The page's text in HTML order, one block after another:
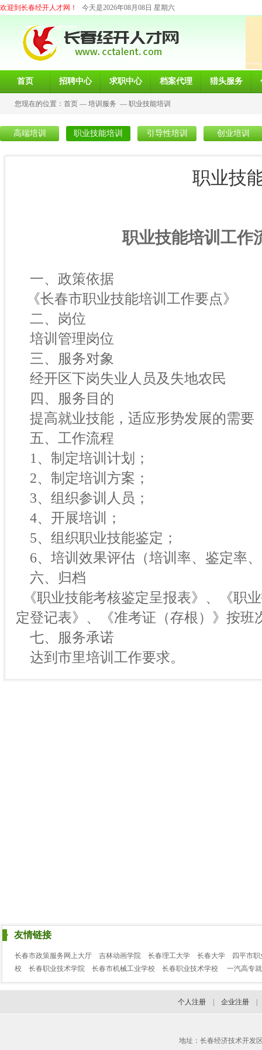
欢迎到长春经开人才网！ 今天是2026年08月08日 星期六
首页 招聘中心 求职中心 档案代理 猎头服务
您现在的位置： 首页 — 培训服务 — 职业技能培训
高端培训 职业技能培训 引导性培训 创业培训
职业技
职业技能培训工作
一、政策依据
《长春市职业技能培训工作要点》
二、岗位
培训管理岗位
三、服务对象
经开区下岗失业人员及失地农民
四、服务目的
提高就业技能，适应形势发展的需要
五、工作流程
1、制定培训计划；
2、制定培训方案；
3、组织参训人员；
4、开展培训；
5、组织职业技能鉴定；
6、培训效果评估（培训率、鉴定率
六、归档
《职业技能考核鉴定呈报表》、《职
定登记表》、《准考证（存根）》按班
七、服务承诺
达到市里培训工作要求。
友情链接
长春市政策服务网上大厅 吉林动画学院 长春理工大学 长春大学
四平市
校
长春职业技术学院 长春市机械工业学校 长春职业技术学校 一汽高专
个人注册 企业注册
地址：长春经济技术开发